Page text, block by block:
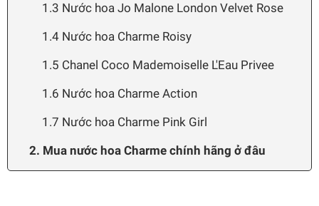
1.3 Nước hoa Jo Malone London Velvet Rose
1.4 Nước hoa Charme Roisy
1.5 Chanel Coco Mademoiselle L'Eau Privee
1.6 Nước hoa Charme Action
1.7 Nước hoa Charme Pink Girl
2. Mua nước hoa Charme chính hãng ở đâu